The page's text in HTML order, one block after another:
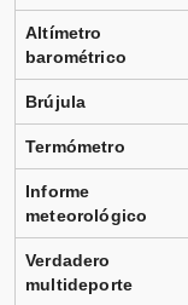
Altímetro
barométrico
Brújula
Termómetro
Informe
meteorológico
Verdadero
multideporte